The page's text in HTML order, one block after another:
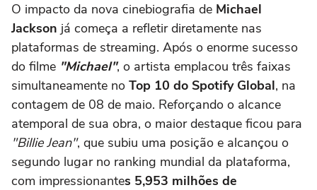
O impacto da nova cinebiografia de Michael
Jackson já começa a refletir diretamente nas
plataformas de streaming. Após o enorme sucesso
do filme "Michael", o artista emplacou três faixas
simultaneamente no Top 10 do Spotify Global, na
contagem de 08 de maio. Reforçando o alcance
atemporal de sua obra, o maior destaque ficou para
"Billie Jean", que subiu uma posição e alcançou o
segundo lugar no ranking mundial da plataforma,
com impressionantes 5,953 milhões de